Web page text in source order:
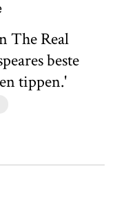
The Real
beste
tippen.'